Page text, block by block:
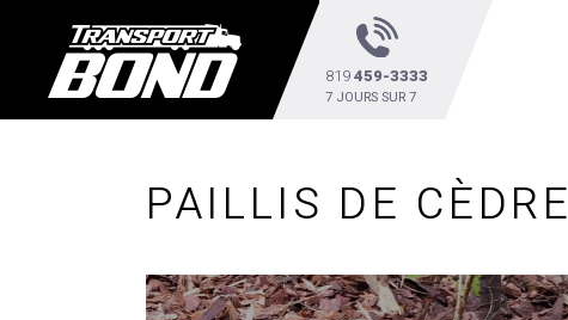
819459-3333
7 JOURS SUR 7
PAILLIS DE CÈDRE